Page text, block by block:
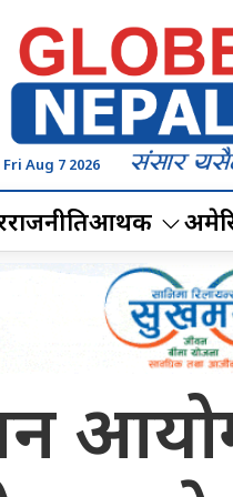
| Fri Aug 7 2026
राजनीतिआर्थिक